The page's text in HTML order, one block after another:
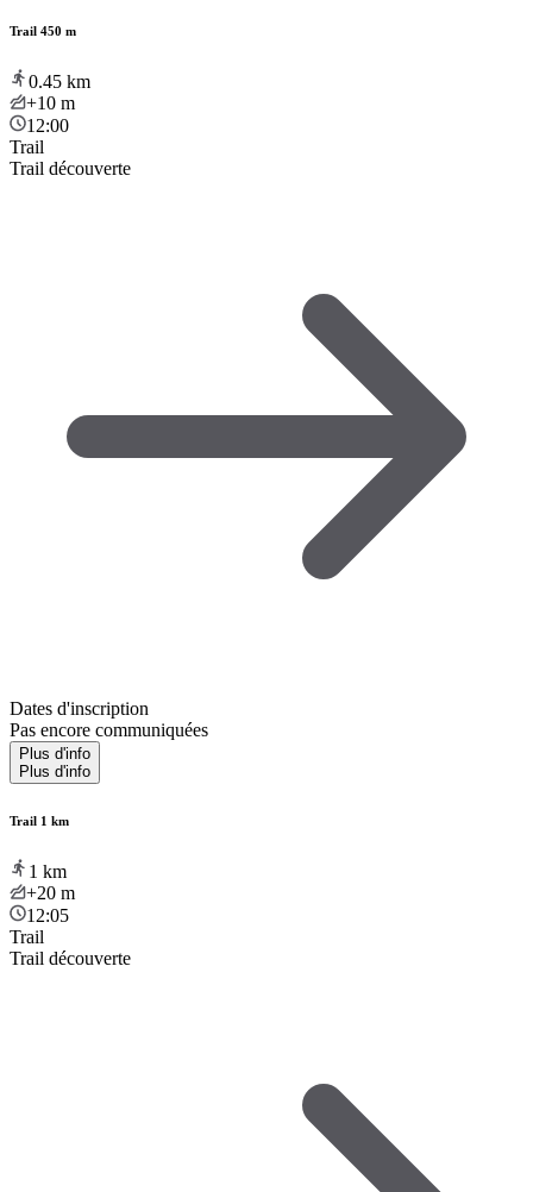
Trail 450 m
0.45 km
+10 m
12:00
Trail
Trail découverte
Dates d'inscription
Pas encore communiquées
Plus d'info
Plus d'info
Trail 1 km
1 km
+20 m
12:05
Trail
Trail découverte